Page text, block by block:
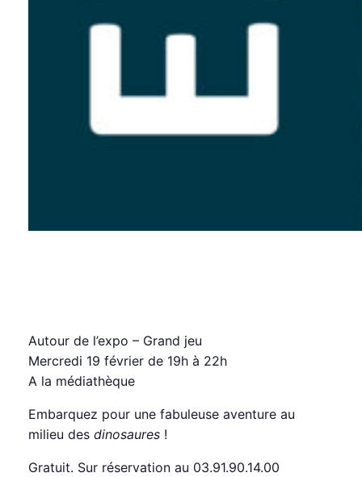
Autour de l’expo – Grand jeu
Mercredi 19 février de 19h à 22h
A la médiathèque
Embarquez pour une fabuleuse aventure au
milieu des dinosaures !
Gratuit. Sur réservation au 03.91.90.14.00